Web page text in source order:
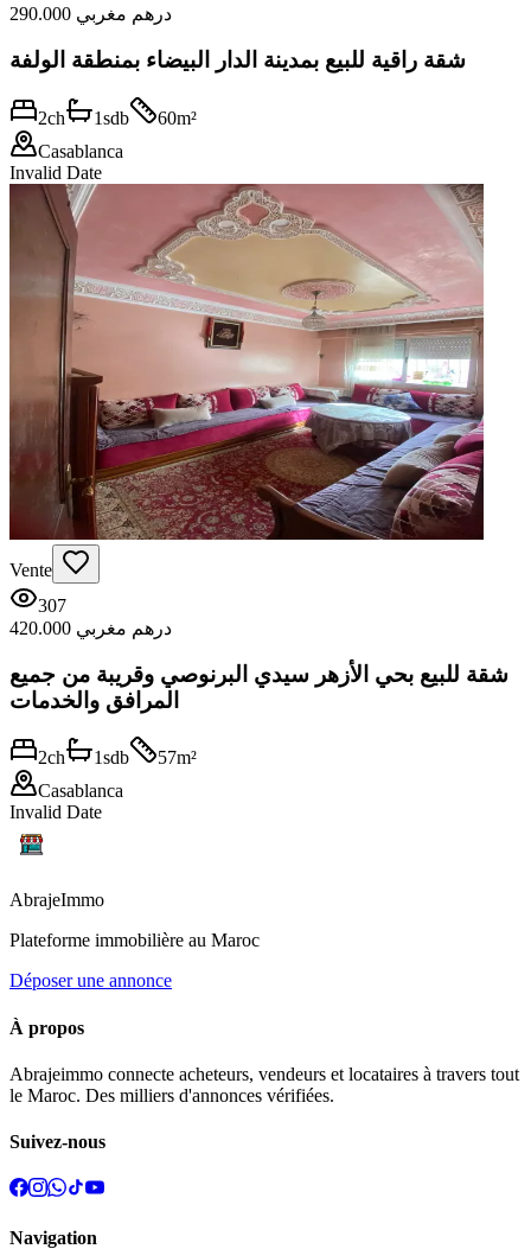
290.000 درهم مغربي
شقة راقية للبيع بمدينة الدار البيضاء بمنطقة الولفة
2ch 1sdb 60m²
Casablanca
Invalid Date
Vente
307
420.000 درهم مغربي
شقة للبيع بحي الأزهر سيدي البرنوصي وقريبة من جميع
المرافق والخدمات
2ch 1sdb 57m²
Casablanca
Invalid Date
AbrajeImmo
Plateforme immobilière au Maroc
Déposer une annonce
À propos
Abrajeimmo connecte acheteurs, vendeurs et locataires à travers tout
le Maroc. Des milliers d'annonces vérifiées.
Suivez-nous
Navigation